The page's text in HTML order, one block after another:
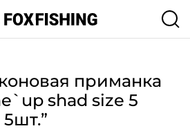
приманка
shad size 5